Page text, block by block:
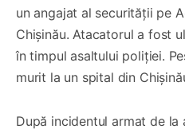
un angajat al securității pe
Chișinău. Atacatorul a fost
în timpul asaltului poliției.
murit la un spital din
După incidentul armat de